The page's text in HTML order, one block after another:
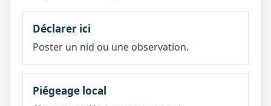
Déclarer ici
Poster un nid ou une observation.
Piégeage local